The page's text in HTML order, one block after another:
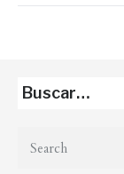
Buscar…